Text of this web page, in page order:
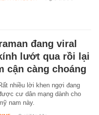
đang viral
lướt qua rồi lại
cận càng choáng
nhiều lời khen ngợi đang
cư dân mạng dành cho
nam này.